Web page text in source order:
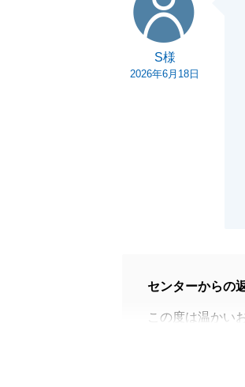
「終始安心して
たご提案とサポ
この度は誠にあ
今後とも末永く
S様
2026年6月18日
センターからの
この度は温かい
めずに一緒に進